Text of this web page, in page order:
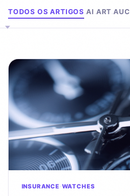
Explorar por tema
TODOS OS ARTIGOS·AI ·ART·
INSURANCE WATCHES